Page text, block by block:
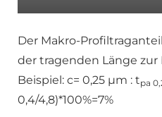
Der Makro-Profiltraganteil
der tragenden Länge zur
Beispiel: c= 0,25 µm : tpa
0,4/4,8)*100%=7%